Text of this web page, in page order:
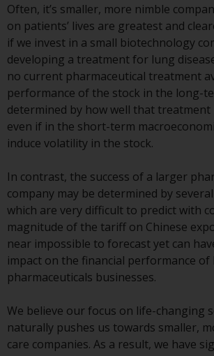
Eidgenössischen
Finanzmarktaufsicht
zugelassen und Anleger
daher nicht den vollen
Anlegerschutz nach dem
Bundesgesetz über die
kollektiven Kapitalanlagen
Juni 2006 («KAG») oder
durch die FINMA. Redwheel-
der FINMA bewilligt
dürfen in der Schweiz nur
qualifizierten Anlegern im
von Artikel 10 Absatz 1
angeboten werden. 3 und
3ter KAG („Qualifizierte
verwalteten Fonds in der
ist FIRST INDEPENDENT
SERVICES LTD,
Often, it’s smaller, more nimble
on patients’ lives are greatest and
if we invest in a small biotechnology
developing a treatment for lung
no current pharmaceutical treatment
performance of the stock in the long-
determined by how well that
even if in the short-term
induce volatility in the stock.
In contrast, the success of a larger
company may be determined by
which are very difficult to predict with
magnitude of the tariff on Chinese
near impossible to forecast yet can
impact on the financial performance
pharmaceuticals businesses.
We believe our focus on life-changing
naturally pushes us towards smaller,
care companies. As a result, we have